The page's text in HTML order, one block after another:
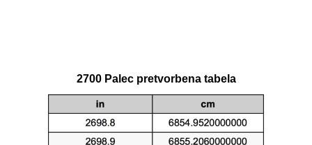
2700 Palec pretvorbena tabela